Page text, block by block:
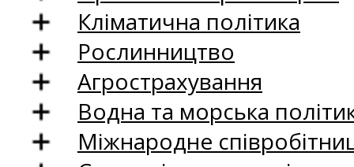
Кліматична політика
Рослинництво
Агрострахування
Водна та морська
Міжнародне